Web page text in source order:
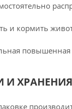
и кормить
повышенная
И ХРАНЕНИЯ